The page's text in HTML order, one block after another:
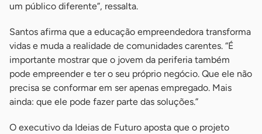
um público diferente”, ressalta.
Santos afirma que a educação empreendedora transforma
vidas e muda a realidade de comunidades carentes. “É
importante mostrar que o jovem da periferia também
pode empreender e ter o seu próprio negócio. Que ele não
precisa se conformar em ser apenas empregado. Mais
ainda: que ele pode fazer parte das soluções.”
O executivo da Ideias de Futuro aposta que o projeto